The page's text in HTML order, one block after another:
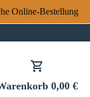
Online-Bestellung
Merkzettel
0,00 €